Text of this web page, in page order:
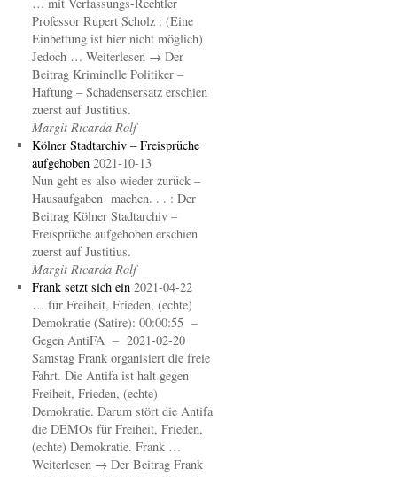
Professor Rupert Scholz : (Eine
Einbettung ist hier nicht möglich)
Jedoch … Weiterlesen → Der
Beitrag Kriminelle Politiker –
Haftung – Schadensersatz erschien
zuerst auf Justitius.
Margit Ricarda Rolf
Kölner Stadtarchiv – Freisprüche
aufgehoben 2021-10-13
Nun geht es also wieder zurück –
Hausaufgaben machen. . . : Der
Beitrag Kölner Stadtarchiv –
Freisprüche aufgehoben erschien
zuerst auf Justitius.
Margit Ricarda Rolf
Frank setzt sich ein 2021-04-22
… für Freiheit, Frieden, (echte)
Demokratie (Satire): 00:00:55 –
Gegen AntiFA – 2021-02-20
Samstag Frank organisiert die freie
Fahrt. Die Antifa ist halt gegen
Freiheit, Frieden, (echte)
Demokratie. Darum stört die Antifa
die DEMOs für Freiheit, Frieden,
(echte) Demokratie. Frank …
Weiterlesen → Der Beitrag Frank